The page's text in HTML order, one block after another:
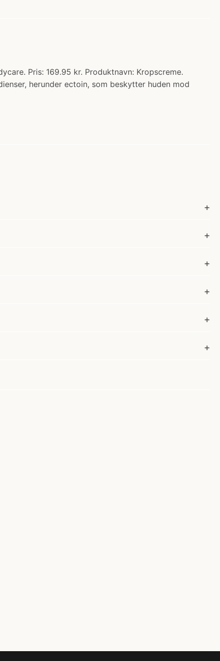
Pris: 169.95 kr. Produktnavn: Kropscreme.
herunder ectoin, som beskytter huden mod